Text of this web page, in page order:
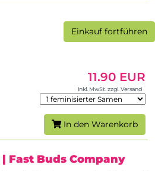
Einkauf fortführen
11.90 EUR
inkl. MwSt. zzgl. Versand
In den Warenkorb
| Fast Buds Company